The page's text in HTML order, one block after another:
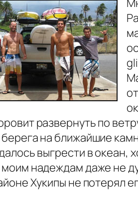
развернуть по
на ближайшие
выгрести в океан,
надеждам даже не
Хукипы не потерял